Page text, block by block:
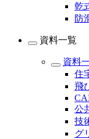
乾
防
資料一覧
資料
住
飛
公
技
グ